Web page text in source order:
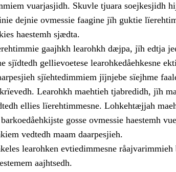
vuarjasjidh. Skuvle tjuara soejkesjidh
dejnie ovmessie faagine jïh guktie
haestemh sjædta.
gaajhkh learohkh dæjpa, jïh edtja
sjïdtedh gellievoetese learohkedåehkesne
sjïehtedimmiem jïjnjebe sïejhme
Learohkh maehtieh tjabredidh, jïh
ellies lïerehtimmesne. Lohkehtæjjah
gosse ovmessie haestemh
vedtedh maam daarpesjieh.
learohken evtiedimmesne
aajhtsedh.